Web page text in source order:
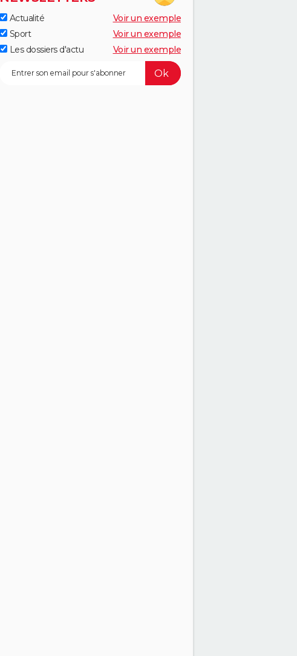
Actualité
Voir un exemple
Sport
Voir un exemple
Les dossiers d'actu
Voir un exemple